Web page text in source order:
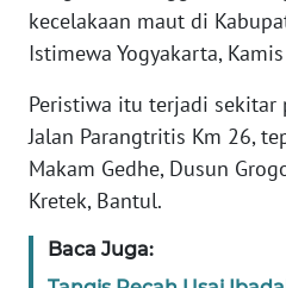
kecelakaan maut di
Istimewa Yogyakarta,
Peristiwa itu terjadi sekitar
Jalan Parangtritis Km 26,
Makam Gedhe, Dusun
Kretek, Bantul.
Baca Juga:
Informasi
INDEKS
KAMI
INFO